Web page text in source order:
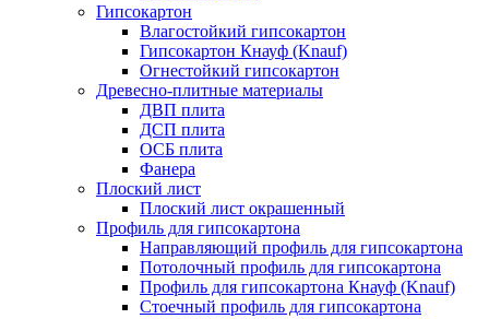
Гипсокартон
Влагостойкий гипсокартон
Гипсокартон Кнауф (Knauf)
Огнестойкий гипсокартон
Древесно-плитные материалы
ДВП плита
ДСП плита
ОСБ плита
Фанера
Плоский лист
Плоский лист окрашенный
Профиль для гипсокартона
Направляющий профиль для гипсокартона
Потолочный профиль для гипсокартона
Профиль для гипсокартона Кнауф (Knauf)
Стоечный профиль для гипсокартона